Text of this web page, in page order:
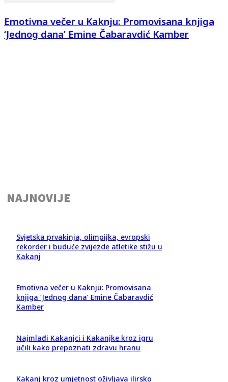
Emotivna večer u Kaknju: Promovisana knjiga
‘Jednog dana’ Emine Čabaravdić Kamber
NAJNOVIJE
Svjetska prvakinja, olimpijka, evropski
rekorder i buduće zvijezde atletike stižu u
Kakanj
Emotivna večer u Kaknju: Promovisana
knjiga ‘Jednog dana’ Emine Čabaravdić
Kamber
Najmlađi Kakanjci i Kakanjke kroz igru
učili kako prepoznati zdravu hranu
Kakanj kroz umjetnost oživljava ilirsko